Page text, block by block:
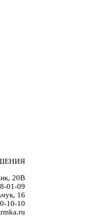
20В
01-09
16
10-10